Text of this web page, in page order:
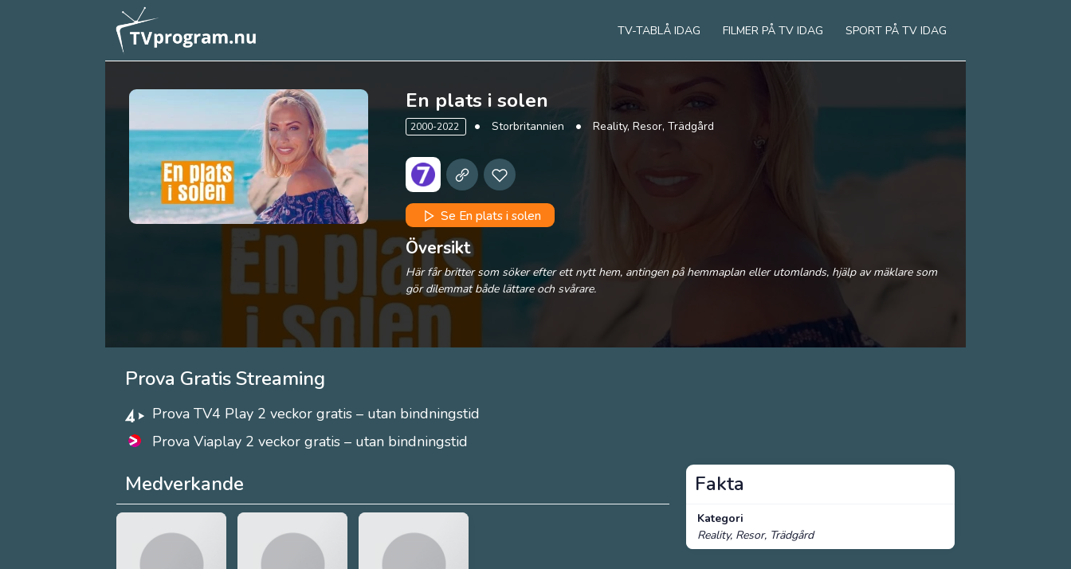
TV-TABLÅ IDAG FILMER PÅ TV IDAG SPORT PÅ TV IDAG
En plats i solen
2000-2022 Storbritannien Reality, Resor, Trädgård
Se En plats i solen
Översikt
Här får britter som söker efter ett nytt hem, antingen på hemmaplan eller utomlands, hjälp av mäklare som
gör dilemmat både lättare och svårare.
Prova Gratis Streaming
Prova TV4 Play 2 veckor gratis – utan bindningstid
Prova Viaplay 2 veckor gratis – utan bindningstid
Medverkande Fakta
Kategori
Reality, Resor, Trädgård